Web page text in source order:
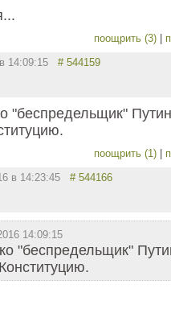
поощрить (3)
14:09:15 # 544159
"беспредельщик"
поощрить (1)
в 14:23:45 # 544166
14:09:15
"беспредельщик"